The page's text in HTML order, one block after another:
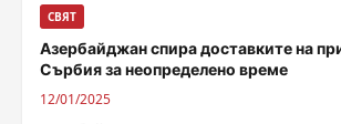
СВЯТ
Азербайджан спира доставките на
Сърбия за неопределено време
12/01/2025